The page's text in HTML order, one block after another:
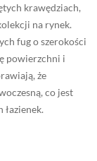
krawędziach,
na rynek.
fug o szerokości
powierzchni i
że
co jest